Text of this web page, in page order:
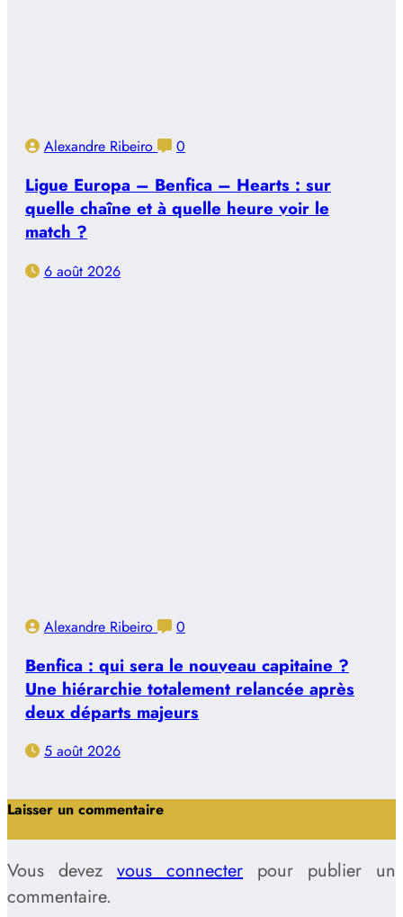
Alexandre Ribeiro 0
Ligue Europa – Benfica – Hearts : sur
quelle chaîne et à quelle heure voir le
match ?
6 août 2026
Alexandre Ribeiro 0
Benfica : qui sera le nouveau capitaine ?
Une hiérarchie totalement relancée après
deux départs majeurs
5 août 2026
Laisser un commentaire
Vous devez vous connecter pour publier un
commentaire.